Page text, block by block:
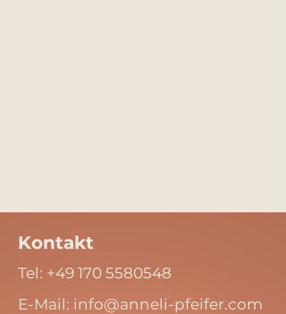
Kontakt
Tel: +49 170 5580548
E-Mail: info@anneli-pfeifer.com